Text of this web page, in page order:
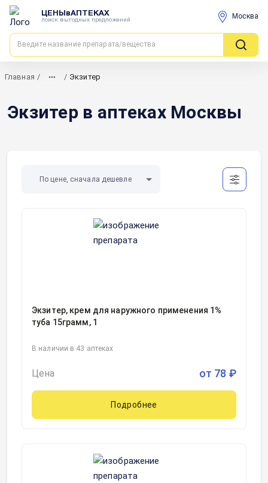
ЦЕНЫвАПТЕКАХ
поиск выгодных предложений Москва
Главная / / Экзитер
Экзитер в аптеках Москвы
По цене, сначала дешевле
Экзитер, крем для наружного применения 1%
туба 15грамм, 1
В наличии в 43 аптеках
Цена от 78 ₽
Подробнее